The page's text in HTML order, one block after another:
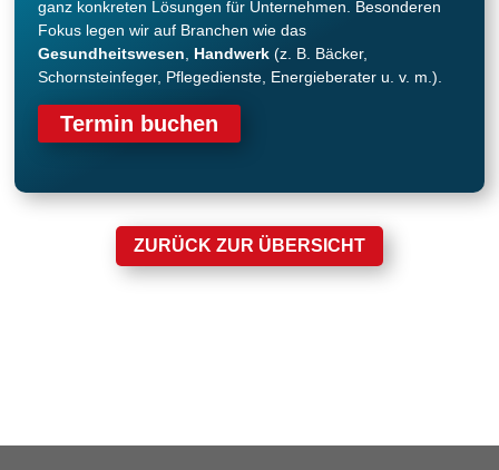
ganz konkreten Lösungen für Unternehmen. Besonderen
Fokus legen wir auf Branchen wie das
Gesundheitswesen
Handwerk (z. B. Bäcker,
Schornsteinfeger, Pflegedienste, Energieberater u. v. m.).
Termin buchen
ZURÜCK ZUR ÜBERSICHT